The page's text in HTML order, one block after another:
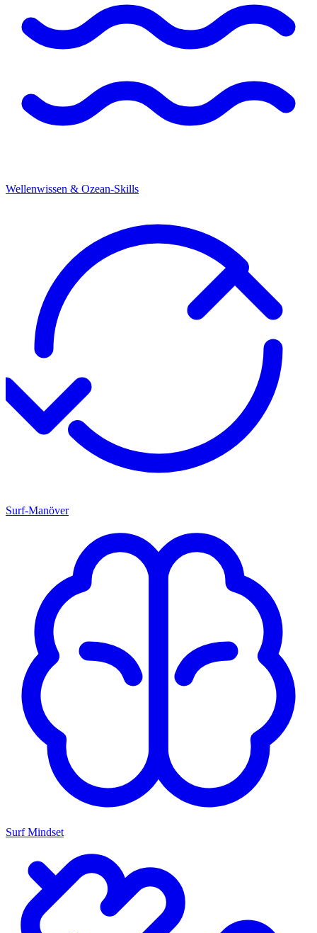
Wellenwissen & Ozean-Skills
Surf-Manöver
Surf Mindset